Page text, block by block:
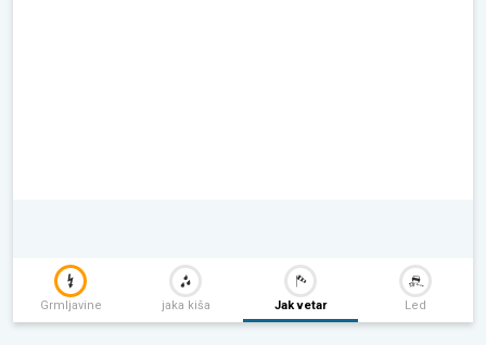
Grmljavine jaka kiša Jak vetar Led